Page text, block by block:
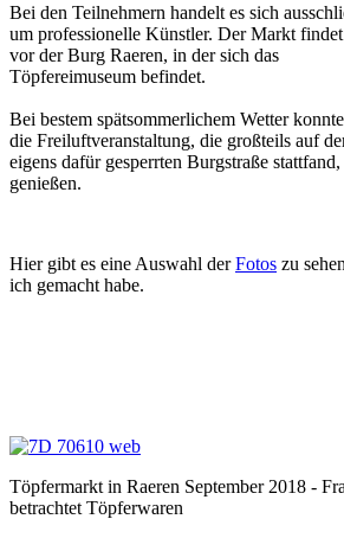
Bei den Teilnehmern handelt es sich
um professionelle Künstler. Der Markt findet
vor der Burg Raeren, in der sich das
Töpfereimuseum befindet.
Bei bestem spätsommerlichem Wetter
die Freiluftveranstaltung, die großteils auf
eigens dafür gesperrten Burgstraße stattfand,
genießen.
Hier gibt es eine Auswahl derFotos zu
ich gemacht habe.
Töpfermarkt in Raeren September 2018 -
betrachtet Töpferwaren